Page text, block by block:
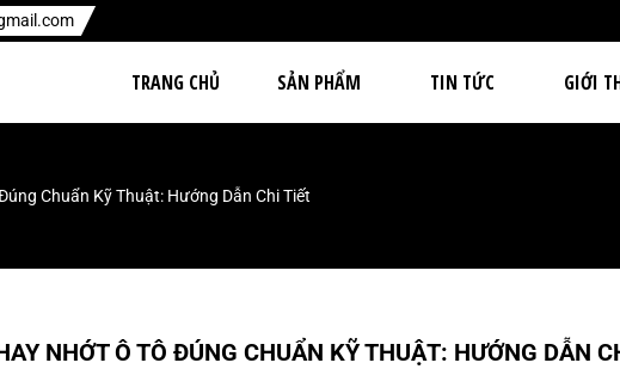
TRANG CHỦ SẢN PHẨM TIN TỨC GIỚI
Chuẩn Kỹ Thuật: Hướng Dẫn Chi Tiết
NHỚT Ô TÔ ĐÚNG CHUẨN KỸ THUẬT: HƯỚNG DẪN